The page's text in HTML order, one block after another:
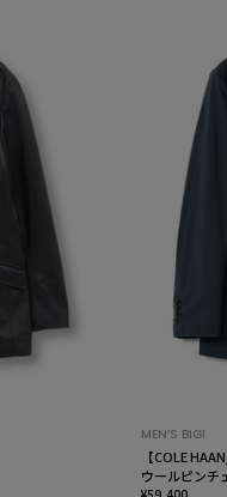
MEN’S BIGI
【COLE
ウールピンチ